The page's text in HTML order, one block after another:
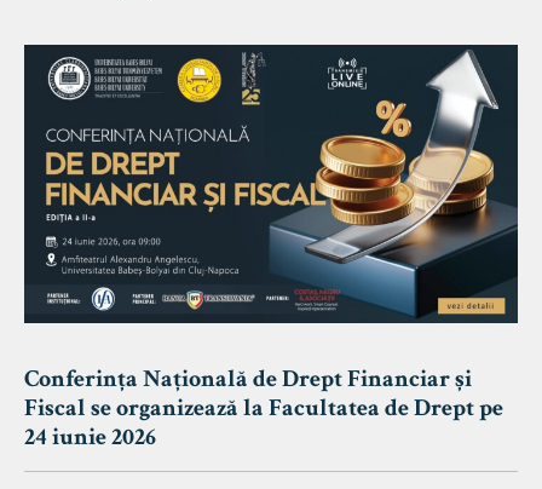
Conferința Națională de Drept Financiar și
Fiscal se organizează la Facultatea de Drept pe
24 iunie 2026